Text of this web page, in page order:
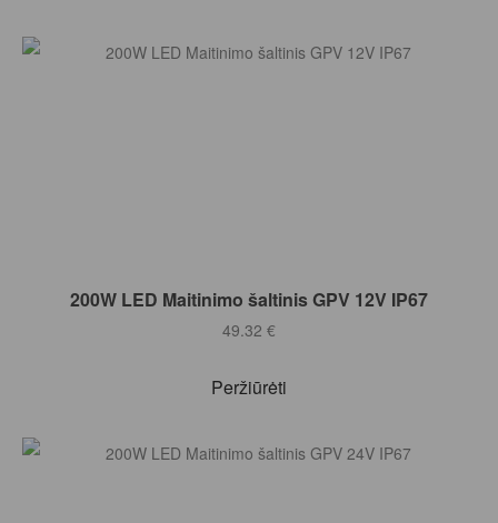
Į KREPŠELĮ
200W LED Maitinimo šaltinis GPV 12V IP67
49.32 €
Peržiūrėti